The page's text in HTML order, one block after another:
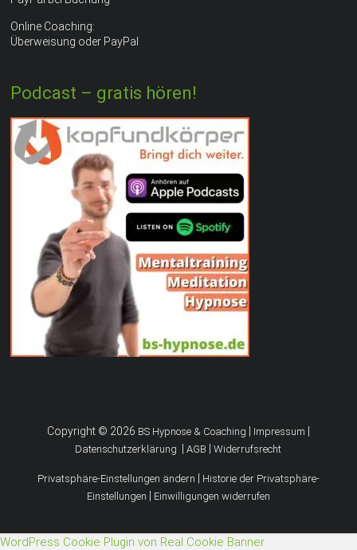
Online Coaching:
Überweisung oder PayPal
Podcast – gratis hören!
Copyright © 2026 BS Hypnose & Coaching Impressum
Datenschutzerklärung |AGB |Widerrufsrecht
Privatsphäre-Einstellungen ändern
Historie der Privatsphäre-
Einstellungen
Einwilligungen widerrufen
WordPress Cookie Plugin von Real Cookie Banner